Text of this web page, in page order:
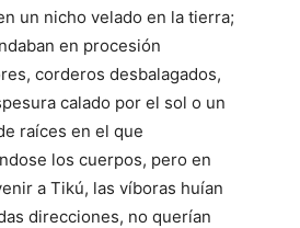
un nicho velado en la tierra;
en procesión
corderos desbalagados,
calado por el sol o un
raíces en el que
los cuerpos, pero en
a Tikú, las víboras huían
direcciones, no querían